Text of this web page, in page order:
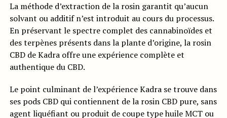
La méthode d’extraction de la rosin garantit qu’aucun
solvant ou additif n’est introduit au cours du processus.
En préservant le spectre complet des cannabinoïdes et
des terpènes présents dans la plante d’origine, la rosin
CBD de Kadra offre une expérience complète et
authentique du CBD.
Le point culminant de l’expérience Kadra se trouve dans
ses pods CBD qui contiennent de la rosin CBD pure, sans
agent liquéfiant ou produit de coupe type huile MCT ou